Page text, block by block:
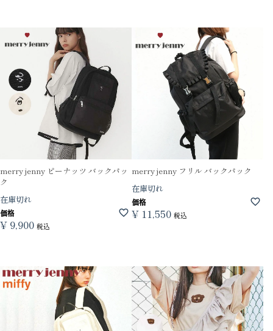
merry jenny ピーナッツ バックパッ
ク
在庫切れ
価格
¥ 9,900 税込
merry jenny フリル バックパック
在庫切れ
価格
¥ 11,550 税込